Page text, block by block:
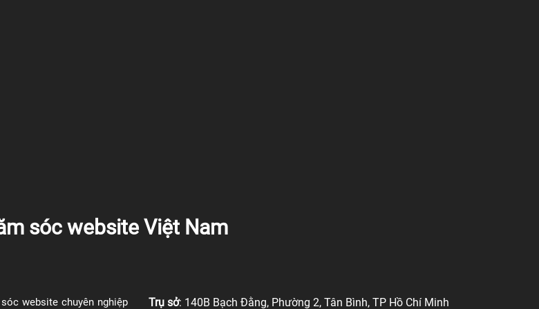
sóc website Việt Nam
website chuyên nghiệp Trụ sở: 140B Bạch Đằng, Phường 2, Tân Bình, TP Hồ Chí Minh